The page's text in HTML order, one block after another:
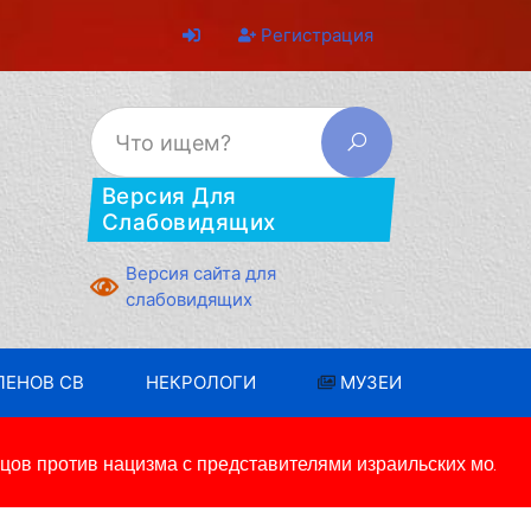
Регистрация
Версия Для
Слабовидящих
Версия сайта для
слабовидящих
СВ НЕКРОЛОГИ МУЗЕИ
нацизма с представителями израильских